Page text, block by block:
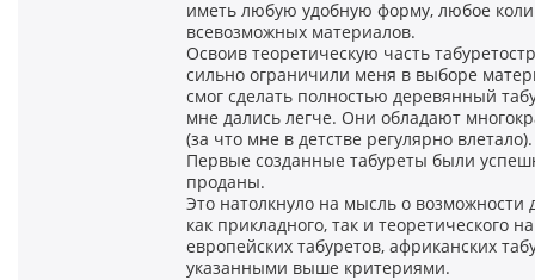
иметь любую удобную форму, любое
всевозможных материалов.
Освоив теоретическую часть
сильно ограничили меня в выборе
смог сделать полностью деревянный
мне дались легче. Они обладают
(за что мне в детстве регулярно влетало).
Первые созданные табуреты были
проданы.
Это натолкнуло на мысль о
как прикладного, так и теоретического
европейских табуретов, африканских
указанными выше критериями.